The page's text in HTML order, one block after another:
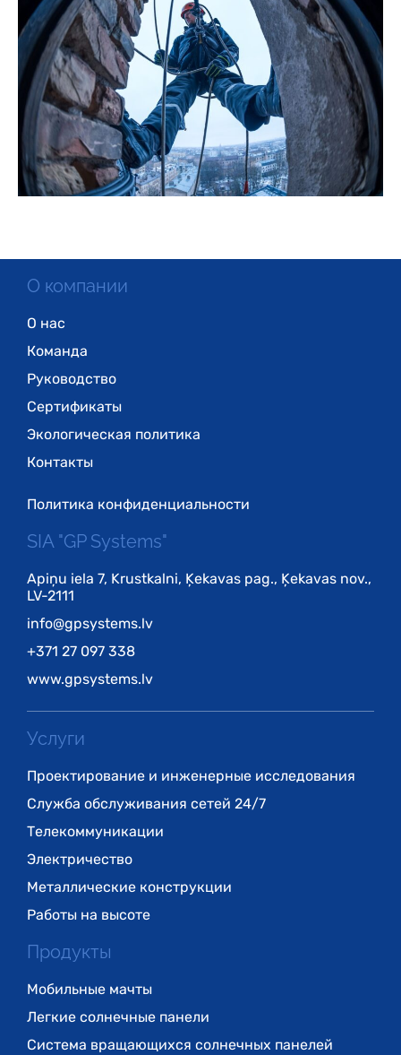
О компании
О нас
Команда
Руководство
Сертификаты
Экологическая политика
Контакты
Политика конфиденциальности
SIA "GP Systems"
Apiņu iela 7, Krustkalni, Ķekavas pag., Ķekavas nov.,
LV-2111
info@gpsystems.lv
+371 27 097 338
www.gpsystems.lv
Услуги
Проектирование и инженерные исследования
Служба обслуживания сетей 24/7
Телекоммуникации
Электричество
Металлические конструкции
Работы на высоте
Продукты
Мобильные мачты
Легкие солнечные панели
Система вращающихся солнечных панелей